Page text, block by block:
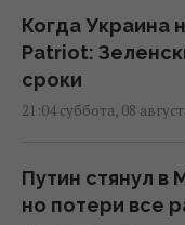
Когда Украина
Patriot:
сроки
21:04 суббота, 08
Путин стянул в
но потери все